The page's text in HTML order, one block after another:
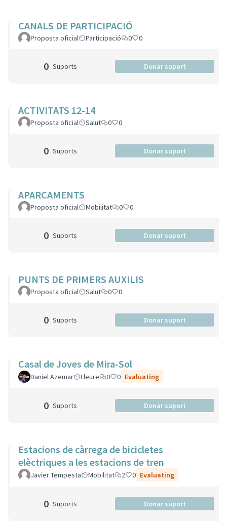
CANALS DE PARTICIPACIÓ
Proposta oficial Participació 0 0
0 Suports Donar suport
ACTIVITATS 12-14
Proposta oficial Salut 0 0
0 Suports Donar suport
APARCAMENTS
Proposta oficial Mobilitat 0 0
0 Suports Donar suport
PUNTS DE PRIMERS AUXILIS
Proposta oficial Salut 0 0
0 Suports Donar suport
Casal de Joves de Mira-Sol
Daniel Azemar Lleure 0 0 Evaluating
0 Suports Donar suport
Estacions de càrrega de bicicletes
elèctriques a les estacions de tren
Javier Tempesta Mobilitat 2 0 Evaluating
0 Suports Donar suport